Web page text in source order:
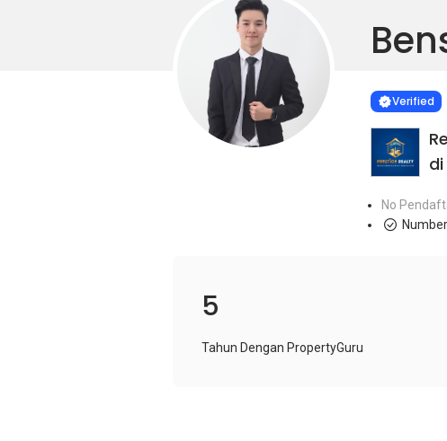
VERIFIED
Verified
di
No
5
Tahun Dengan PropertyGuru
Learn more